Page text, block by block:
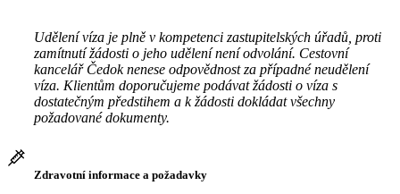
Udělení víza je plně v kompetenci zastupitelských úřadů, proti
zamítnutí žádosti o jeho udělení není odvolání. Cestovní
kancelář Čedok nenese odpovědnost za případné neudělení
víza. Klientům doporučujeme podávat žádosti o víza s
dostatečným předstihem a k žádosti dokládat všechny
požadované dokumenty.
Zdravotní informace a požadavky